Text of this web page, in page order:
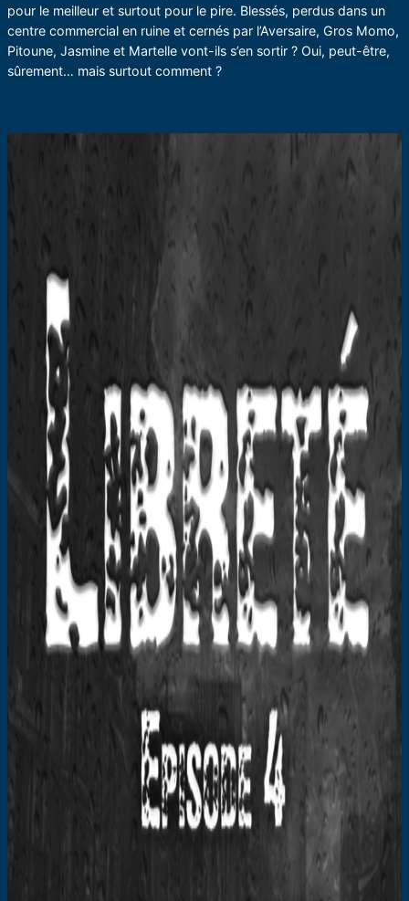
pour le meilleur et surtout pour le pire. Blessés, perdus dans un
centre commercial en ruine et cernés par l’Aversaire, Gros Momo,
Pitoune, Jasmine et Martelle vont-ils s’en sortir ? Oui, peut-être,
sûrement… mais surtout comment ?